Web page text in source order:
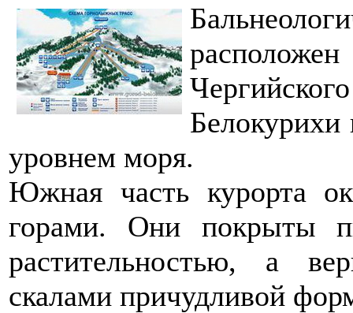
уровнем моря.
Южная часть курорта
горами. Они покрыты
растительностью, а
скалами причудливой